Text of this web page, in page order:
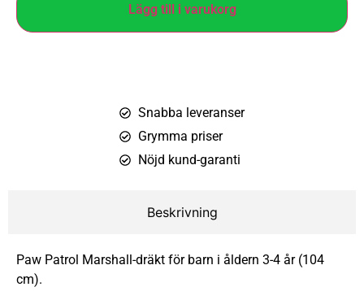
Lägg till i varukorg
Snabba leveranser
Grymma priser
Nöjd kund-garanti
Beskrivning
Paw Patrol Marshall-dräkt för barn i åldern 3-4 år (104
cm).